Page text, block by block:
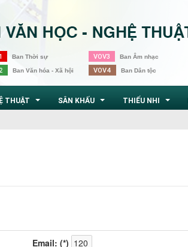
Ban Thời sự
Ban Văn hóa - Xã hội
VOV3 Ban Âm nhạc
VOV4 Ban Dân tộc
THUẬT SÂN KHẤU THIẾU NHI